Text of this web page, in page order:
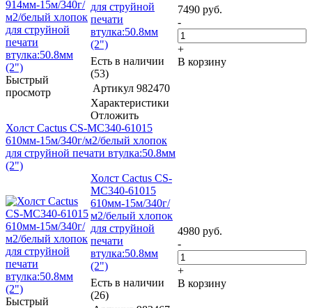
Быстрый
просмотр
для струйной
печати
втулка:50.8мм
(2")
Есть в наличии
(53)
Артикул 982470
Характеристики
Отложить
7490 руб.
-
+
В корзину
Холст Cactus CS-MC340-61015
610мм-15м/340г/м2/белый хлопок
для струйной печати втулка:50.8мм
(2")
Быстрый
Холст Cactus CS-
MC340-61015
610мм-15м/340г/
м2/белый хлопок
для струйной
печати
втулка:50.8мм
(2")
Есть в наличии
(26)
4980 руб.
-
+
В корзину